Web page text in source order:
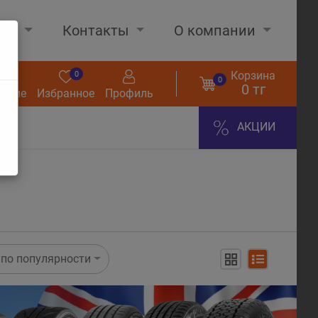
Контакты О компании
Избранное
0
Профиль
0 Корзина
0 тг
АКЦИИ
по популярности